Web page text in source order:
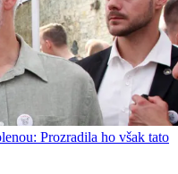
Prozradila ho však tato